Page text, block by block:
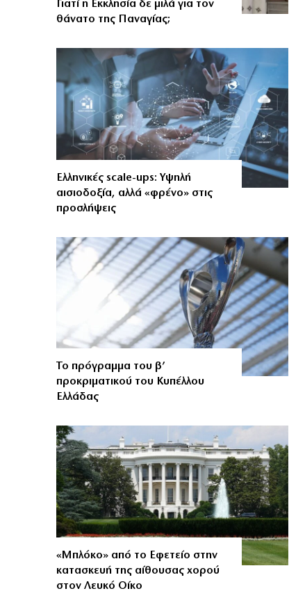
Γιατί η Εκκλησία δε μιλά για τον
θάνατο της Παναγίας;
Ελληνικές scale-ups: Υψηλή
αισιοδοξία, αλλά «φρένο» στις
προσλήψεις
Το πρόγραμμα του β’
προκριματικού του Κυπέλλου
Ελλάδας
«Μπλόκο» από το Εφετείο στην
κατασκευή της αίθουσας χορού
στον Λευκό Οίκο